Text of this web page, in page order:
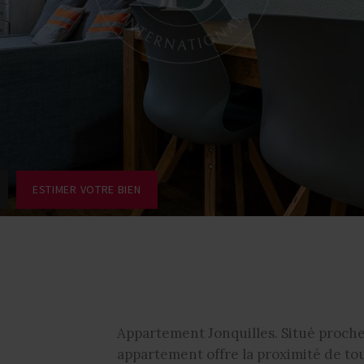
ESTIMER VOTRE BIEN
Appartement Jonquilles. Situé
appartement offre la proximité de